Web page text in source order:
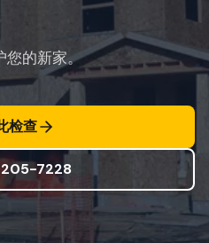
您的新家。
检查
7228